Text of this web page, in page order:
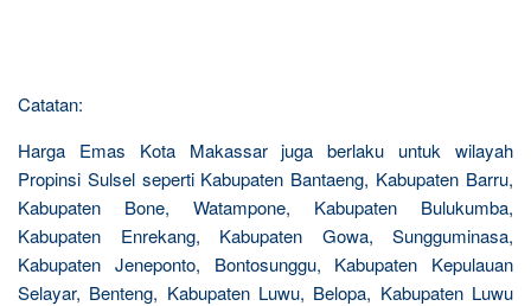
Catatan:
Harga Emas Kota Makassar juga berlaku untuk wilayah
Propinsi Sulsel seperti Kabupaten Bantaeng, Kabupaten Barru,
Kabupaten Bone, Watampone, Kabupaten Bulukumba,
Kabupaten Enrekang, Kabupaten Gowa, Sungguminasa,
Kabupaten Jeneponto, Bontosunggu, Kabupaten Kepulauan
Selayar, Benteng, Kabupaten Luwu, Belopa, Kabupaten Luwu